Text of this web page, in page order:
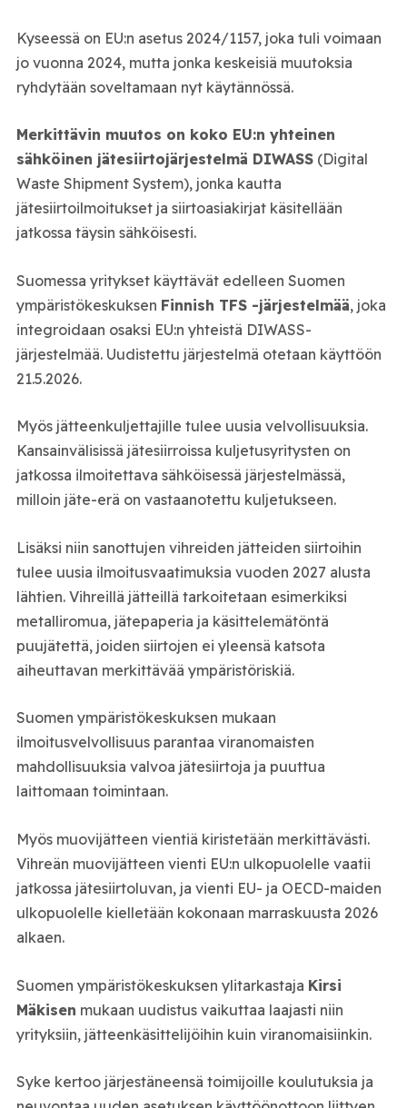
Kyseessä on EU:n asetus 2024/1157, joka tuli voimaan
jo vuonna 2024, mutta jonka keskeisiä muutoksia
ryhdytään soveltamaan nyt käytännössä.
Merkittävin muutos on koko EU:n yhteinen
sähköinen jätesiirtojärjestelmä DIWASS(Digital
Waste Shipment System), jonka kautta
jätesiirtoilmoitukset ja siirtoasiakirjat käsitellään
jatkossa täysin sähköisesti.
Suomessa yritykset käyttävät edelleen Suomen
ympäristökeskuksen Finnish TFS -järjestelmää, joka
integroidaan osaksi EU:n yhteistä DIWASS-
järjestelmää. Uudistettu järjestelmä otetaan käyttöön
21.5.2026.
Myös jätteenkuljettajille tulee uusia velvollisuuksia.
Kansainvälisissä jätesiirroissa kuljetusyritysten on
jatkossa ilmoitettava sähköisessä järjestelmässä,
milloin jäte-erä on vastaanotettu kuljetukseen.
Lisäksi niin sanottujen vihreiden jätteiden siirtoihin
tulee uusia ilmoitusvaatimuksia vuoden 2027 alusta
lähtien. Vihreillä jätteillä tarkoitetaan esimerkiksi
metalliromua, jätepaperia ja käsittelemätöntä
puujätettä, joiden siirtojen ei yleensä katsota
aiheuttavan merkittävää ympäristöriskiä.
Suomen ympäristökeskuksen mukaan
ilmoitusvelvollisuus parantaa viranomaisten
mahdollisuuksia valvoa jätesiirtoja ja puuttua
laittomaan toimintaan.
Myös muovijätteen vientiä kiristetään merkittävästi.
Vihreän muovijätteen vienti EU:n ulkopuolelle vaatii
jatkossa jätesiirtoluvan, ja vienti EU- ja OECD-maiden
ulkopuolelle kielletään kokonaan marraskuusta 2026
alkaen.
Suomen ympäristökeskuksen ylitarkastaja Kirsi
Mäkisen mukaan uudistus vaikuttaa laajasti niin
yrityksiin, jätteenkäsittelijöihin kuin viranomaisiinkin.
Syke kertoo järjestäneensä toimijoille koulutuksia ja